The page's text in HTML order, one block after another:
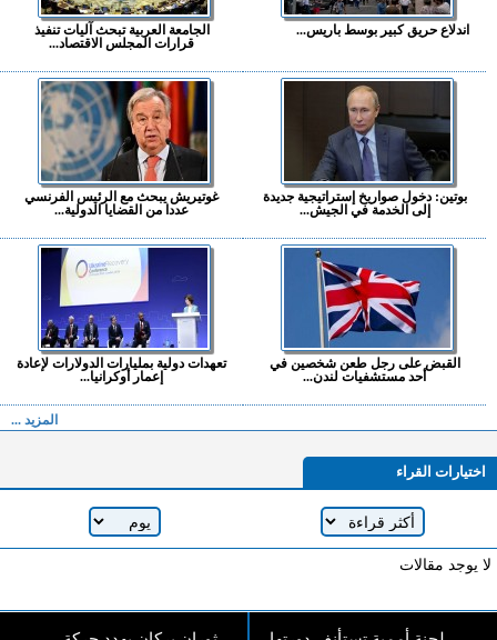
اندلاع حريق كبير بوسط باريس...
الجامعة العربية تبحث آليات تنفيذ
قرارات المجلس الاقتصاد...
بوتين: دخول صواريخ إستراتيجية جديدة
إلى الخدمة في الجيش...
غوتيريش يبحث مع الرئيس الفرنسي
عددا من القضايا الدولية...
القبض على رجل طعن شخصين في
أحد مستشفيات لندن...
تعهدات دولية بمليارات الدولارات لإعادة
إعمار أوكرانيا...
المزيد ...
اختيارات القراء
لا يوجد مقالات